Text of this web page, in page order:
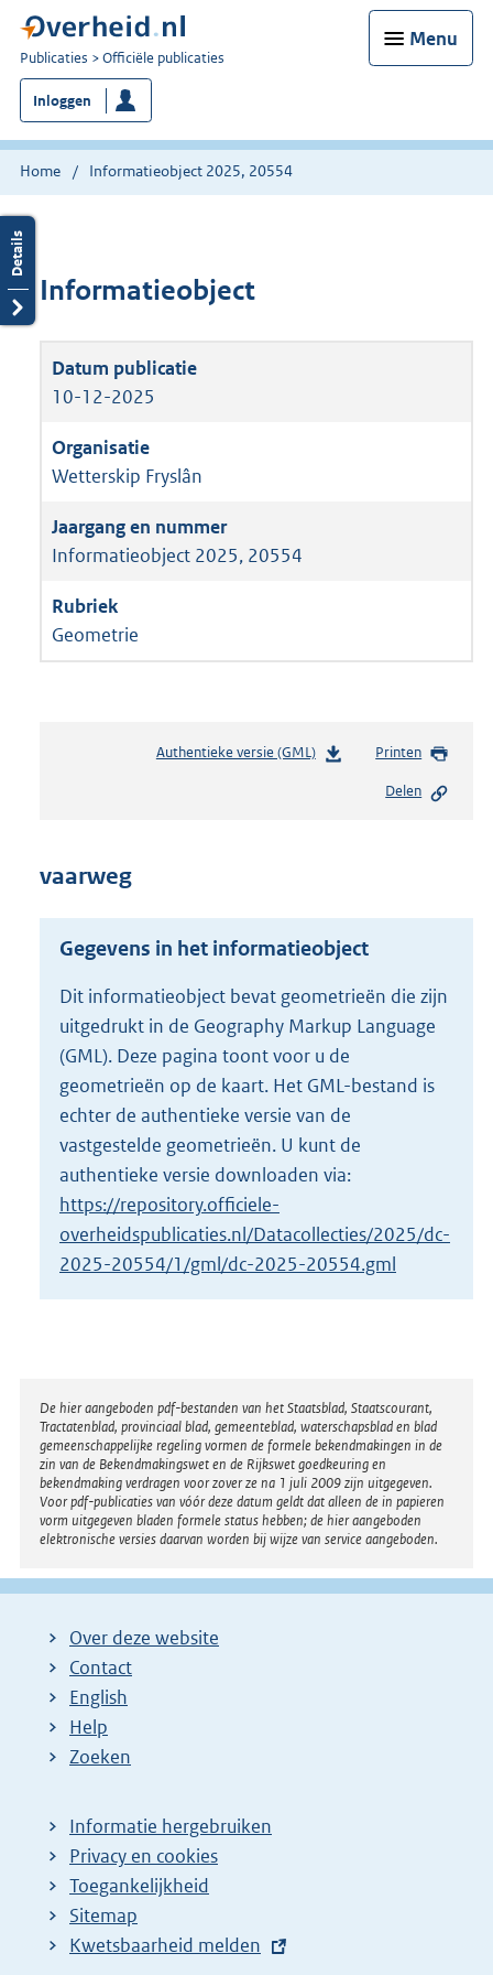
Menu
U
bent
nu
hier:
Publicaties Officiële publicaties
Inloggen
Home Informatieobject 2025, 20554
Informatieobject
10-12-2025
Wetterskip Fryslân
Informatieobject 2025, 20554
Geometrie
Authentieke versie (GML)b
s
r
o
t
t
e
3
3
8
Printen
Delen
vaarweg
Gegevens in het informatieobject
Dit informatieobject bevat geometrieën die zijn
uitgedrukt in de Geography Markup Language
(GML). Deze pagina toont voor u de
geometrieën op de kaart. Het GML-bestand is
echter de authentieke versie van de
vastgestelde geometrieën. U kunt de
authentieke versie downloaden via:
https://repository.officiele-
overheidspublicaties.nl/Datacollecties/2025/dc-
2025-20554/1/gml/dc-2025-20554.gml
Disclaimer
De hier aangeboden pdf-bestanden van het Staatsblad, Staatscourant,
Tractatenblad, provinciaal blad, gemeenteblad, waterschapsblad en blad
gemeenschappelijke regeling vormen de formele bekendmakingen in de
zin van de Bekendmakingswet en de Rijkswet goedkeuring en
bekendmaking verdragen voor zover ze na 1 juli 2009 zijn uitgegeven.
Voor pdf-publicaties van vóór deze datum geldt dat alleen de in papieren
vorm uitgegeven bladen formele status hebben; de hier aangeboden
elektronische versies daarvan worden bij wijze van service aangeboden.
Over deze website
Contact
English
Help
Zoeken
Informatie hergebruiken
Privacy en cookies
Toegankelijkheid
Sitemap
E
Kwetsbaarheid melden